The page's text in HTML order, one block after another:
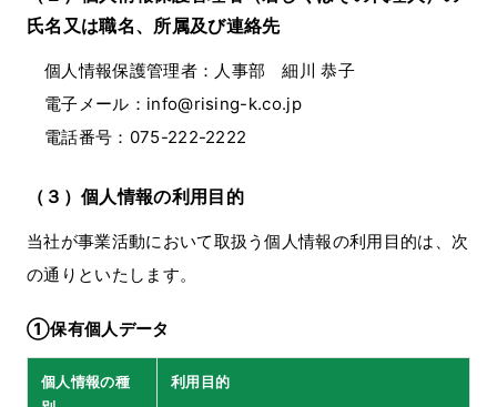
氏名又は職名、所属及び連絡先
個人情報保護管理者：人事部 細川 恭子
電子メール：info@rising-k.co.jp
電話番号：075-222-2222
（３）個人情報の利用目的
当社が事業活動において取扱う個人情報の利用目的は、次
の通りといたします。
①保有個人データ
個人情報の種
利用目的